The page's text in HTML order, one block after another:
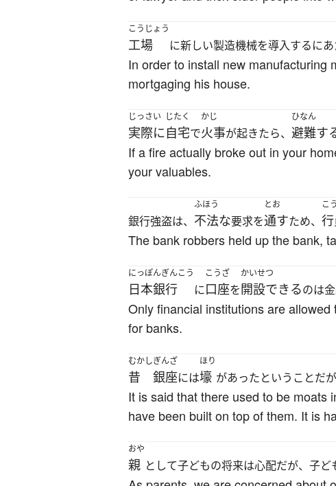
こうじょう
工場 に新しい製造機械を導入するに
In order to install new manufacturing
mortgaging his house.
じっさい
実際に
じたく
自宅で
かじ
火事が起きたら、
ひなん
避難す
If a fire actually broke out in your
your valuables.
銀行強盗は、
ふほう
不法な要求を
とお
通すため、
こ
The bank robbers held up the bank,
にっぽんぎんこう
日本銀行 に
こうざ
口座を
かいせつ
開設できるのは
Only financial institutions are
for banks.
むかし
昔
ぎんざ
銀座には
ほり
壕 があったということだ
It is said that there used to be moats
have been built on top of them. It is
おや
親 として子どもの将来は心配だが、子ど